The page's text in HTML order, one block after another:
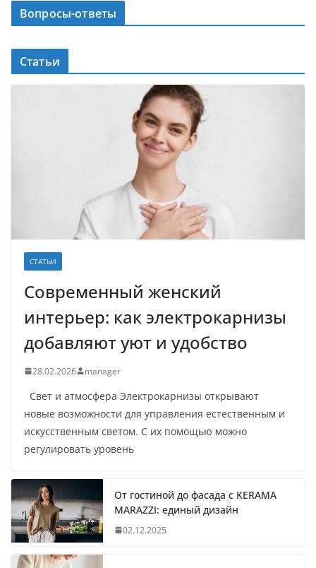
Вопросы-ответы
Статьи
СТАТЬИ
Современный женский
интерьер: как электрокарнизы
добавляют уют и удобство
28.02.2026 manager
Свет и атмосфера Электрокарнизы открывают
новые возможности для управления естественным и
искусственным светом. С их помощью можно
регулировать уровень
От гостиной до фасада с KERAMA
MARAZZI: единый дизайн
02.12.2025